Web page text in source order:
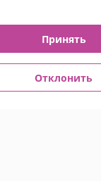
Принять
Отклонить